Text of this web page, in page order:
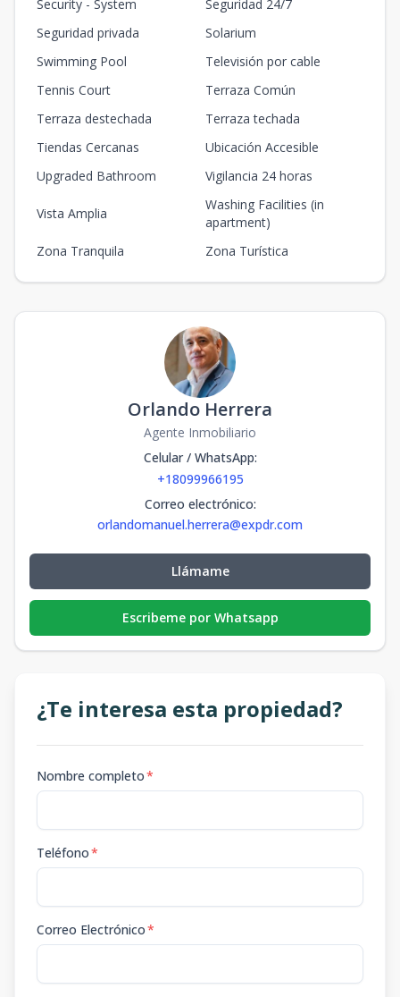
Security - System
Seguridad 24/7
Seguridad privada
Solarium
Swimming Pool
Televisión por cable
Tennis Court
Terraza Común
Terraza destechada
Terraza techada
Tiendas Cercanas
Ubicación Accesible
Upgraded Bathroom
Vigilancia 24 horas
Vista Amplia
Washing Facilities (in
apartment)
Zona Tranquila
Zona Turística
Orlando Herrera
Agente Inmobiliario
Celular / WhatsApp:
+18099966195
Correo electrónico:
orlandomanuel.herrera@expdr.com
Llámame
Escribeme por Whatsapp
¿Te interesa esta propiedad?
Nombre completo*
Teléfono*
Correo Electrónico*